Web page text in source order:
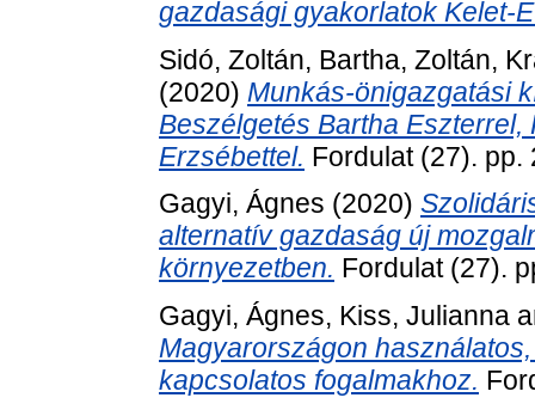
gazdasági gyakorlatok Kelet-
Sidó, Zoltán, Bartha, Zoltán,
(2020) Munkás-önigazgatási
Beszélgetés Bartha
Erzsébettel. Fordulat (27). pp.
Gagyi, Ágnes (2020)
alternatív gazdaság új
környezetben. Fordulat (27).
Gagyi, Ágnes, Kiss, Julianna
Magyarországon
kapcsolatos fogalmakhoz.